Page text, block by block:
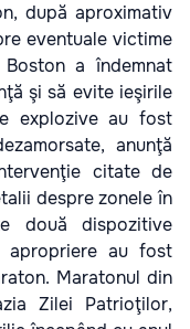
după aproximativ
eventuale victime
a îndemnat
şi să evite ieşirile
explozive au fost
anunţă
citate de
despre zonele în
două dispozitive
apropriere au fost
Maratonul din
Zilei Patrioţilor,